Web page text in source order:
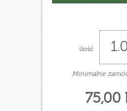
ilość
Minimalne
75,00